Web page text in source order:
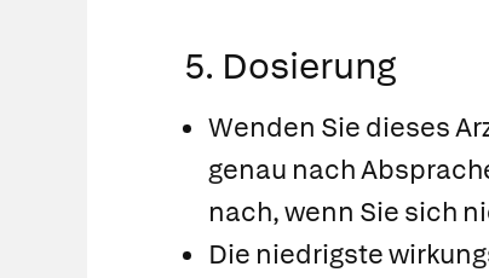
5. Dosierung
Wenden Sie dieses
genau nach
nach, wenn Sie sich
Die niedrigste